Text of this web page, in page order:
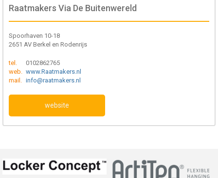
Raatmakers Via De Buitenwereld
Spoorhaven 10-18
2651 AV Berkel en Rodenrijs
tel.
0102862765
web. www.Raatmakers.nl
mail. info@raatmakers.nl
website